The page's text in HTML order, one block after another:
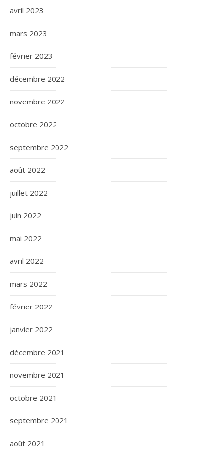
avril 2023
mars 2023
février 2023
décembre 2022
novembre 2022
octobre 2022
septembre 2022
août 2022
juillet 2022
juin 2022
mai 2022
avril 2022
mars 2022
février 2022
janvier 2022
décembre 2021
novembre 2021
octobre 2021
septembre 2021
août 2021